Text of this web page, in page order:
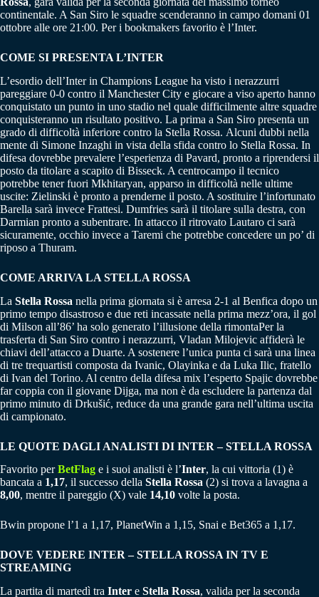
continentale. A San Siro le squadre scenderanno in campo domani 01
ottobre alle ore 21:00. Per i bookmakers favorito è l’Inter.
COME SI PRESENTA L’INTER
L’esordio dell’Inter in Champions League ha visto i nerazzurri
pareggiare 0-0 contro il Manchester City e giocare a viso aperto hanno
conquistato un punto in uno stadio nel quale difficilmente altre squadre
conquisteranno un risultato positivo. La prima a San Siro presenta un
grado di difficoltà inferiore contro la Stella Rossa. Alcuni dubbi nella
mente di Simone Inzaghi in vista della sfida contro lo Stella Rossa. In
difesa dovrebbe prevalere l’esperienza di Pavard, pronto a riprendersi il
posto da titolare a scapito di Bisseck. A centrocampo il tecnico
potrebbe tener fuori Mkhitaryan, apparso in difficoltà nelle ultime
uscite: Zielinski è pronto a prenderne il posto. A sostituire l’infortunato
Barella sarà invece Frattesi. Dumfries sarà il titolare sulla destra, con
Darmian pronto a subentrare. In attacco il ritrovato Lautaro ci sarà
sicuramente, occhio invece a Taremi che potrebbe concedere un po’ di
riposo a Thuram.
COME ARRIVA LA STELLA ROSSA
La Stella Rossa nella prima giornata si è arresa 2-1 al Benfica dopo un
primo tempo disastroso e due reti incassate nella prima mezz’ora, il gol
di Milson all’86’ ha solo generato l’illusione della rimontaPer la
trasferta di San Siro contro i nerazzurri, Vladan Milojevic affiderà le
chiavi dell’attacco a Duarte. A sostenere l’unica punta ci sarà una linea
di tre trequartisti composta da Ivanic, Olayinka e da Luka Ilic, fratello
di Ivan del Torino. Al centro della difesa mix l’esperto Spajic dovrebbe
far coppia con il giovane Dijga, ma non è da escludere la partenza dal
primo minuto di Drkušić, reduce da una grande gara nell’ultima uscita
di campionato.
LE QUOTE DAGLI ANALISTI DI INTER – STELLA ROSSA
Favorito perBetFlag e i suoi analisti è l’Inter, la cui vittoria (1) è
bancata a 1,17, il successo della Stella Rossa (2) si trova a lavagna a
8,00, mentre il pareggio (X) vale 14,10 volte la posta.
Bwin propone l’1 a 1,17, PlanetWin a 1,15, Snai e Bet365 a 1,17.
DOVE VEDERE INTER – STELLA ROSSA IN TV E
STREAMING
La partita di martedì tra Inter e Stella Rossa, valida per la seconda